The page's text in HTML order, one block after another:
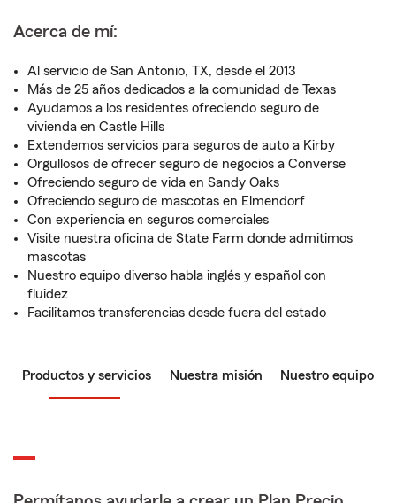
Acerca de mí:
Al servicio de San Antonio, TX, desde el 2013
Más de 25 años dedicados a la comunidad de Texas
Ayudamos a los residentes ofreciendo seguro de
vivienda en Castle Hills
Extendemos servicios para seguros de auto a Kirby
Orgullosos de ofrecer seguro de negocios a Converse
Ofreciendo seguro de vida en Sandy Oaks
Ofreciendo seguro de mascotas en Elmendorf
Con experiencia en seguros comerciales
Visite nuestra oficina de State Farm donde admitimos
mascotas
Nuestro equipo diverso habla inglés y español con
fluidez
Facilitamos transferencias desde fuera del estado
Productos y servicios Nuestra misión Nuestro equipo